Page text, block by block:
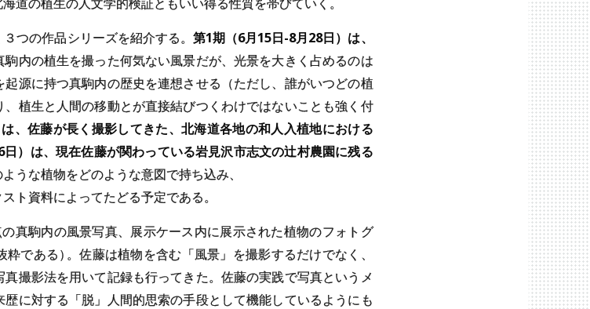
つの作品シリーズを紹介する。 第1期（6月15日-8月28日）は、
駒内の植生を撮った何気ない風景だが、光景を大きく占めるのは
源に持つ真駒内の歴史を連想させる（ただし、誰がいつどの植
植生と人間の移動とが直接結びつくわけではないことも強く付
、佐藤が長く撮影してきた、北海道各地の和人入植地における
）は、現在佐藤が関わっている岩見沢市志文の辻村農園に残る
うな植物をどのような意図で持ち込み、
ト資料によってたどる予定である。
真駒内の風景写真、展示ケース内に展示された植物のフォトグ
粋である） 。佐藤は植物を含む「風景」を撮影するだけでなく、
撮影法を用いて記録も行ってきた。佐藤の実践で写真というメ
に対する「脱」人間的思索の手段として機能しているようにも